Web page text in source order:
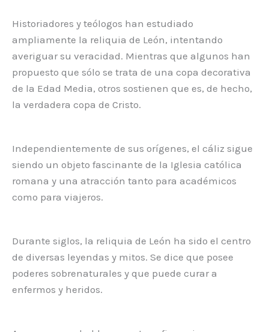
Historiadores y teólogos han estudiado
ampliamente la reliquia de León, intentando
averiguar su veracidad. Mientras que algunos han
propuesto que sólo se trata de una copa decorativa
de la Edad Media, otros sostienen que es, de hecho,
la verdadera copa de Cristo.
Independientemente de sus orígenes, el cáliz sigue
siendo un objeto fascinante de la Iglesia católica
romana y una atracción tanto para académicos
como para viajeros.
Durante siglos, la reliquia de León ha sido el centro
de diversas leyendas y mitos. Se dice que posee
poderes sobrenaturales y que puede curar a
enfermos y heridos.